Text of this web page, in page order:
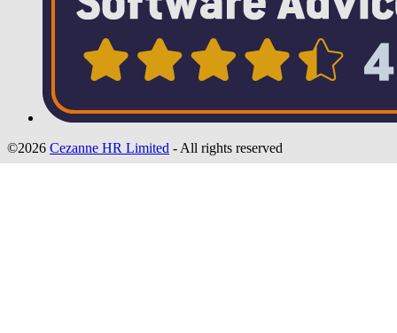
©2026 Cezanne HR Limited - All rights reserved